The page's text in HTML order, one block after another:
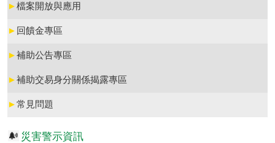
►檔案開放與應用
► 回饋金專區
►補助公告專區
►補助交易身分關係揭露專區
►常見問題
災害警示資訊